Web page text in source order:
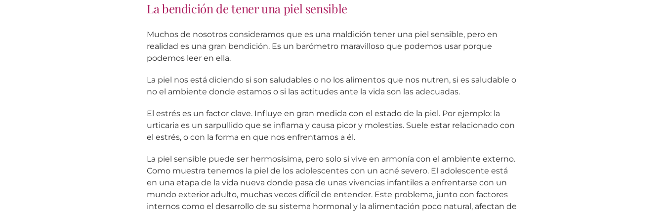
La bendición de tener una piel sensible
Muchos de nosotros consideramos que es una maldición tener una piel sensible, pero en
realidad es una gran bendición. Es un barómetro maravilloso que podemos usar porque
podemos leer en ella.
La piel nos está diciendo si son saludables o no los alimentos que nos nutren, si es saludable o
no el ambiente donde estamos o si las actitudes ante la vida son las adecuadas.
El estrés es un factor clave. Influye en gran medida con el estado de la piel. Por ejemplo: la
urticaria es un sarpullido que se inflama y causa picor y molestias. Suele estar relacionado con
el estrés, o con la forma en que nos enfrentamos a él.
La piel sensible puede ser hermosísima, pero solo si vive en armonía con el ambiente externo.
Como muestra tenemos la piel de los adolescentes con un acné severo. El adolescente está
en una etapa de la vida nueva donde pasa de unas vivencias infantiles a enfrentarse con un
mundo exterior adulto, muchas veces difícil de entender. Este problema, junto con factores
internos como el desarrollo de su sistema hormonal y la alimentación poco natural, afectan de